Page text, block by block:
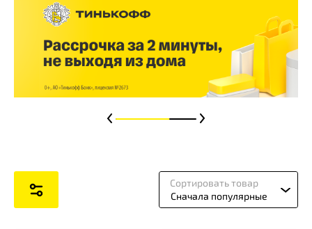
Сортировать товар
Сначала популярные